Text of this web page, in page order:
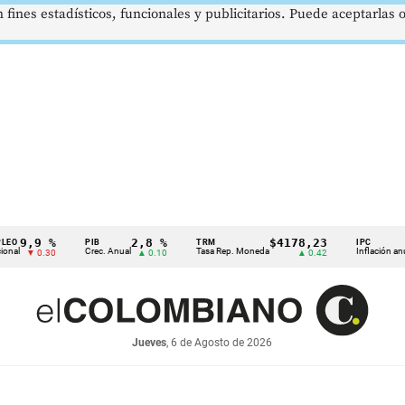
% PIB
Crec. Anual
2,8 %
▲ 0.10
TRM
Tasa Rep. Moneda
$4178,23
▲ 0.42
IPC
Inflación anual ▼
Jueves, 6 de Agosto de 2026
estadísticos, funcionales y publicitarios. Puede aceptarlas